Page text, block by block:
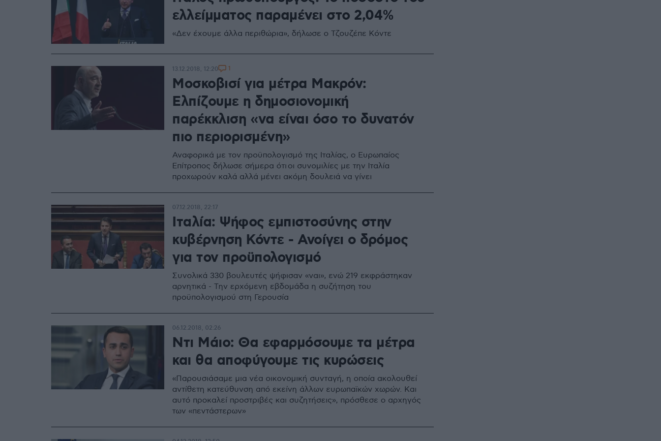
ελλείμματος παραμένει στο 2,04%
«Δεν έχουμε άλλα περιθώρια», δήλωσε ο Τζουζέπε Κόντε
Μοσκοβισί για μέτρα Μακρόν:
Ελπίζουμε η δημοσιονομική
παρέκκλιση «να είναι όσο το δυνατόν
πιο περιορισμένη»
Αναφορικά με τον προϋπολογισμό της Ιταλίας, ο Ευρωπαίος
Επίτροπος δήλωσε σήμερα ότι οι συνομιλίες με την Ιταλία
προχωρούν καλά αλλά μένει ακόμη δουλειά να γίνει
13.12.2018, 12:20 1
Ιταλία: Ψήφος εμπιστοσύνης στην
κυβέρνηση Κόντε - Ανοίγει ο δρόμος
για τον προϋπολογισμό
Συνολικά 330 βουλευτές ψήφισαν «ναι», ενώ 219 εκφράστηκαν
αρνητικά - Την ερχόμενη εβδομάδα η συζήτηση του
προϋπολογισμού στη Γερουσία
07.12.2018, 22:17
Ντι Μάιο: Θα εφαρμόσουμε τα μέτρα
και θα αποφύγουμε τις κυρώσεις
«Παρουσιάσαμε μια νέα οικονομική συνταγή, η οποία ακολουθεί
αντίθετη κατεύθυνση από εκείνη άλλων ευρωπαϊκών χωρών. Και
αυτό προκαλεί προστριβές και συζητήσεις», πρόσθεσε ο αρχηγός
των «πεντάστερων»
06.12.2018, 02:26